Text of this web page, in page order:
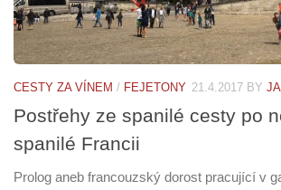
CESTY ZA VÍNEM / FEJETONY 21.4.2017 BY
Postřehy ze spanilé cesty po
spanilé Francii
Prolog aneb francouzský dorost pracující v